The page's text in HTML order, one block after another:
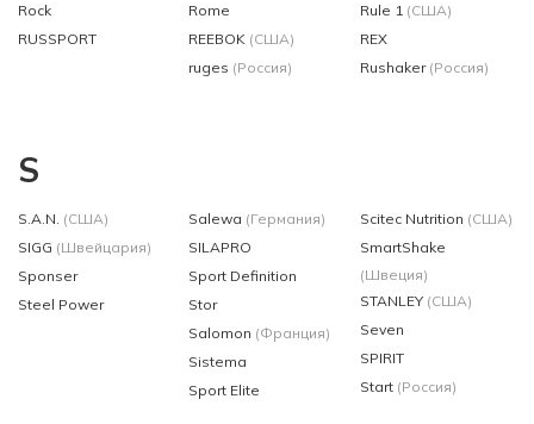
Rock
RUSSPORT
Rome
REEBOK (США)
ruges (Россия)
Rule 1 (США)
REX
Rushaker (Россия)
S
S.A.N. (США)
SIGG (Швейцария)
Sponser
Steel Power
Salewa (Германия)
SILAPRO
Sport Definition
Stor
Salomon (Франция)
Sistema
Sport Elite
Scitec Nutrition (США)
SmartShake
(Швеция)
STANLEY (США)
Seven
SPIRIT
Start (Россия)